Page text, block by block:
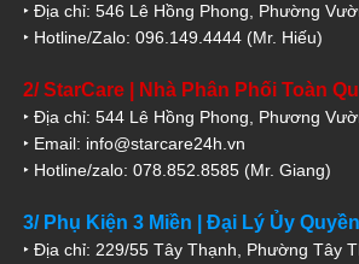
‣ Địa chỉ: 546 Lê Hồng Phong, Phường
‣ Hotline/Zalo: 096.149.4444 (Mr. Hiếu)
2/ StarCare | Nhà Phân Phối Toàn
‣ Địa chỉ: 544 Lê Hồng Phong, Phương
‣ Email: info@starcare24h.vn
‣ Hotline/zalo: 078.852.8585 (Mr. Giang)
3/ Phụ Kiện 3 Miền | Đại Lý Ủy Quyền
‣ Địa chỉ: 229/55 Tây Thạnh, Phường Tây